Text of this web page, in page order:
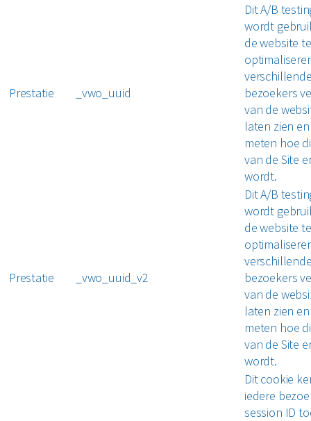
Prestatie _vwo_uuid
Dit A/B
wordt
de website te
bezoekers
van de
laten zien
meten hoe
van de Site
wordt.
Prestatie _vwo_uuid_v2
Dit A/B
wordt
de website te
bezoekers
van de
laten zien
meten hoe
van de Site
wordt.
Dit cookie
iedere
session ID